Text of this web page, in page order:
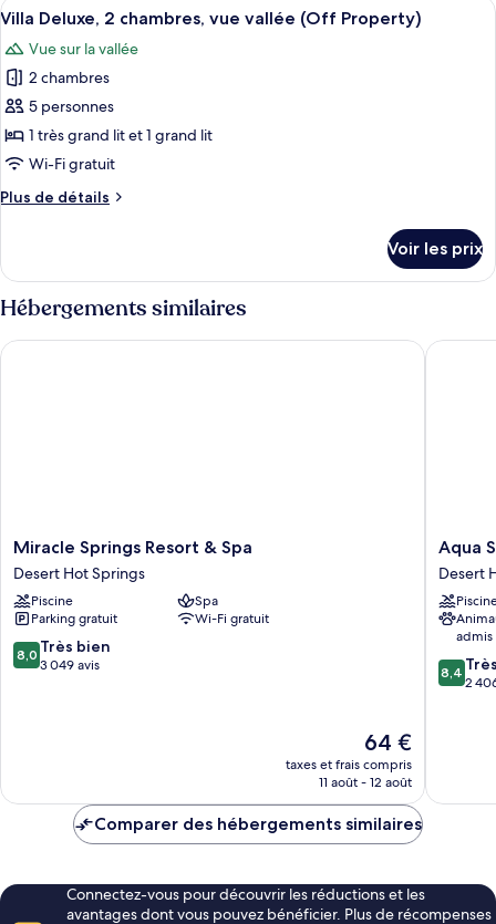
1
très
grand
lit,
cuisine,
vue
piscine
de
Chambre
Premium,
très
grand
lit,
cuisine,
vue
Afficher
toutes
les
photos
pour
ce
type
chambre :
2
chambres,
vue
vallée
1
Villa Deluxe, 2 chambres, vue vallée (Off Property)
Vue sur la vallée
2 chambres
5 personnes
1 très grand lit et 1 grand lit
Wi-Fi gratuit
Plus de détails
Plus
le
type
de
chambre
Villa
Voir les prix
Hébergements similaires
Miracle
Springs
Resort
&
Spa
Desert
Hot
Miracle Springs Resort & Spa
Desert Hot Springs
Piscine
Spa
Parking gratuit
Wi-Fi gratuit
8.0
sur
8,0 Très bien
3 049 avis
Le
nouveau
prix
de
64 €
taxes et frais compris
11 août - 12 août
Miracle Springs Resort & Spa
Aqua
Soleil
Hotel
&
Mineral
Water
Spa
Desert
Aqua
Desert
admis
8.4
sur
8,4
2
Aqua
Comparer des hébergements similaires
Connectez-vous pour découvrir les réductions et les
avantages dont vous pouvez bénéficier. Plus de récompenses